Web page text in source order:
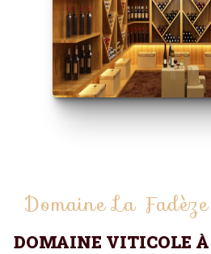
Domaine La Fadèze
DOMAINE VITICOLE